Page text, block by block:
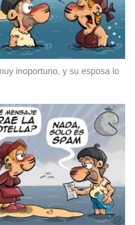
inoportuno, y su esposa lo